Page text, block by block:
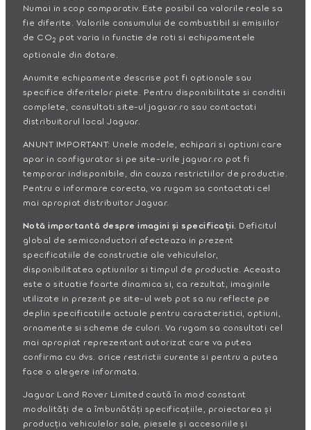
Numai in scop comparativ. Este posibil ca valorile reale sa
fie diferite. Valorile consumului de combustibil si emisiilor
de CO2 pot varia in functie de roti si echipamentele
optionale din dotare.
Anumite echipamente descrise pot fi optionale sau
specifice diferitelor piete. Pentru disponibilitate si conditii
complete, consultati site-ul jaguar.ro sau contactati
distribuitorul local Jaguar.
ANUNT IMPORTANT: Unele modele, echipari si optiuni care
apar in configurator si pe site-urile jaguar.ro pot fi
temporar indisponibile, din cauza restrictiilor de productie.
Pentru o informare corecta, va rugam sa contactati cel
mai apropiat distribuitor Jaguar.
Notă importantă despre imagini și specificații. Deficitul
global de semiconductori afecteaza in prezent
specificatiile de constructie ale vehiculelor,
disponibilitatea optiunilor si timpul de productie. Aceasta
este o situatie foarte dinamica si, ca rezultat, imaginile
utilizate in prezent pe site-ul web pot sa nu reflecte pe
deplin specificatiile actuale pentru caracteristici, optiuni,
ornamente si scheme de culori. Va rugam sa consultati cel
mai apropiat reprezentant autorizat care va putea
confirma cu dvs. orice restrictii curente si pentru a putea
face o alegere informata.
Jaguar Land Rover Limited caută în mod constant
modalități de a îmbunătăți specificațiile, proiectarea și
producția vehiculelor sale, piesele și accesoriile și